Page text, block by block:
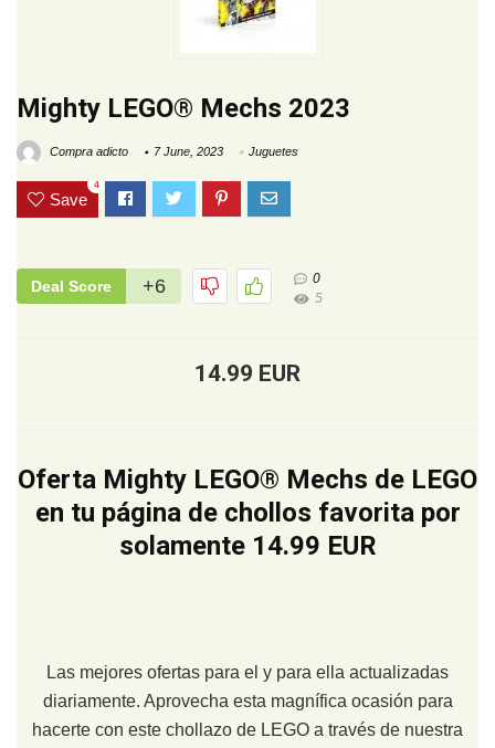
Mighty LEGO® Mechs 2023
Compra adicto 7 June, 2023 Juguetes
Save
4
Deal Score +6
0
5
14.99 EUR
Oferta Mighty LEGO® Mechs de LEGO
en tu página de chollos favorita por
solamente 14.99 EUR
Las mejores ofertas para el y para ella actualizadas
diariamente. Aprovecha esta magnífica ocasión para
hacerte con este chollazo de LEGO a través de nuestra